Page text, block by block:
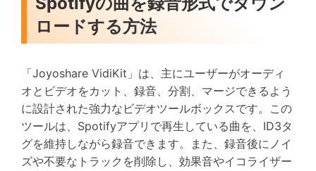
ロードする方法
「Joyoshare VidiKit」は、主にユーザーがオーディ
オとビデオをカット、録音、分割、マージできるよう
に設計された強力なビデオツールボックスです。この
ツールは、Spotifyアプリで再生している曲を、ID3タ
グを維持しながら録音できます。また、録音後にノイ
ズや不要なトラックを削除し、効果音やイコライザー